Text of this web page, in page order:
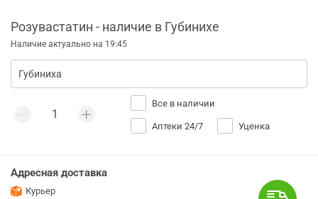
Розувастатин - наличие в Губинихе
Наличие актуально на 19:45
Все в наличии
Аптеки 24/7 Уценка
Адресная доставка
Курьер